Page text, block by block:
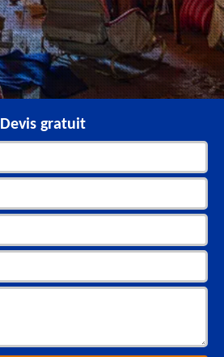
Devis gratuit